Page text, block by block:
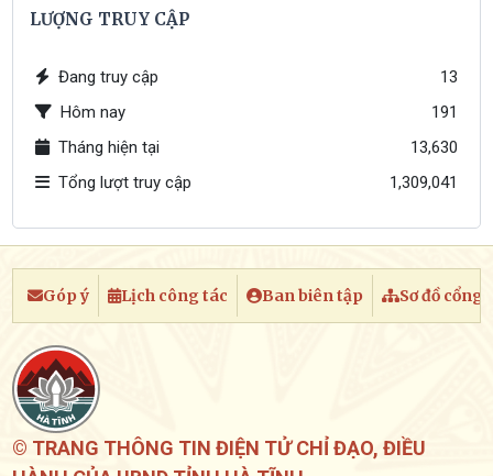
LƯỢNG TRUY CẬP
Đang truy cập
13
Hôm nay
191
Tháng hiện tại
13,630
Tổng lượt truy cập
1,309,041
Góp ý Lịch công tác Ban biên tập Sơ đồ cổng
© TRANG THÔNG TIN ĐIỆN TỬ CHỈ ĐẠO, ĐIỀU